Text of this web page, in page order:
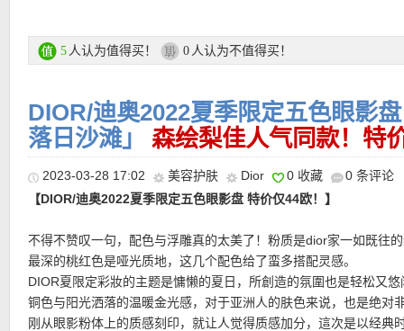
DIOR做过调查70%女孩最后买走的是这只男香SAUVAGE！
-Duschgel 250 ml SAUVAGE旷野男士沐浴露
活动链接在此
更多Dior/迪奥活动链接在此
★ 自动优惠！
★ 每单赠送两个赠品小样，自动放入购物车！！！
★注意她家目前付款方式有所调整，可以选择Klarna付款方式，和
Rechnung付款一样，商品寄出后会通过Email发给你Rechnung，
天内转账就行
5 人认为值得买！ 0 人认为不值得买！
DIOR/迪奥2022夏季限定五色眼影
落日沙滩」 森绘梨佳人气同款！特
2023-03-28 17:02 美容护肤 Dior 0 收藏
0 条评论
【DIOR/迪奥2022夏季限定五色眼影盘 特价仅44欧！】
不得不赞叹一句，配色与浮雕真的太美了！粉质是dior家一如既往
最深的桃红色是哑光质地，这几个配色给了蛮多搭配灵感。
DIOR夏限定彩妝的主题是慵懒的夏日，所創造的氛圍也是轻松又悠
铜色与阳光洒落的温暖金光感，对于亚洲人的肤色来说，也是绝对
刚从眼影粉体上的质感刻印，就让人觉得质感加分，這次是以经典